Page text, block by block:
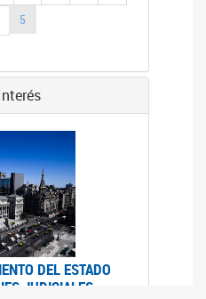
5
DEL ESTADO
JUDICIALES